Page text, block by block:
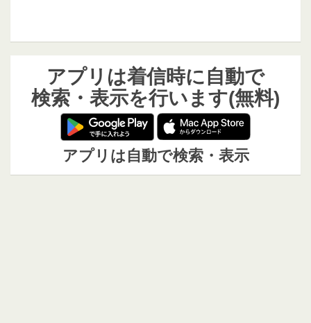
アプリは着信時に自動で
検索・表示を行います(無料)
アプリは自動で検索・表示